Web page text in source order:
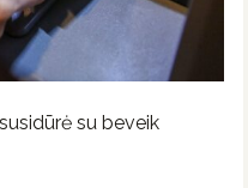
su beveik